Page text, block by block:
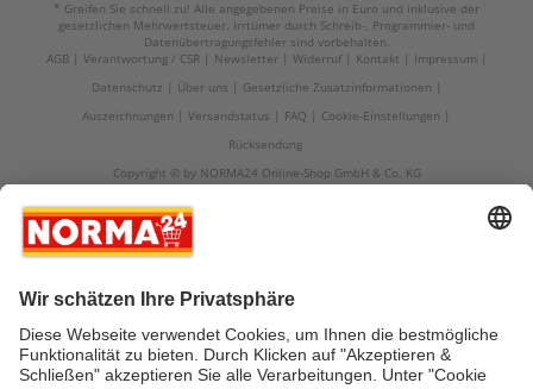
* Greifen Sie schnell zu! Alle angegebenen Preise in Euro und inklusive der
gesetzlichen Mehrwertsteuer. Irrtümer durch Schreib-, Programmier- und
Datenübertragungsfehler sind vorbehalten.
AGB
Verantwortung / CSR Newsletter Widerruf Kontakt
Impressum
Datenschutz
Über uns
Gesetzliche Zusatzinformationen
Auszeichnungen
Versandstatus FAQ
Cookie-Einstellungen
Rücksendung
Copyright © by NORMA24 Online-Shop GmbH & Co. KG